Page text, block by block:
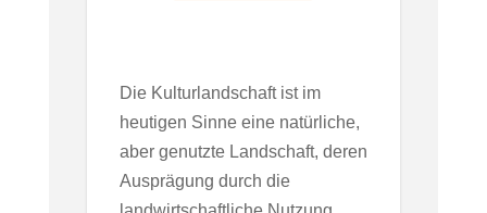
Die Kulturlandschaft ist im
heutigen Sinne eine natürliche,
aber genutzte Landschaft, deren
Ausprägung durch die